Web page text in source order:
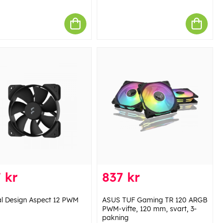
kr
Design Aspect 12 PWM
837 kr
ASUS TUF Gaming TR 120 ARGB
PWM-vifte, 120 mm, svart, 3-
pakning